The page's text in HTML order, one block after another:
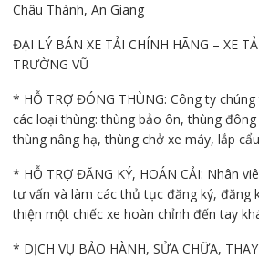
Châu Thành, An Giang
ĐẠI LÝ BÁN XE TẢI CHÍNH HÃNG – XE
TRƯỜNG VŨ
* HỖ TRỢ ĐÓNG THÙNG: Công ty
các loại thùng: thùng bảo ôn, thùng
thùng nâng hạ, thùng chở xe máy, lắp
* HỖ TRỢ ĐĂNG KÝ, HOÁN CẢI: Nhân
tư vấn và làm các thủ tục đăng ký, đăng
thiện một chiếc xe hoàn chỉnh đến tay
* DỊCH VỤ BẢO HÀNH, SỬA CHỮA,